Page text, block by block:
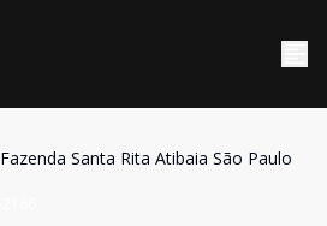
Fazenda Santa Rita Atibaia São Paulo